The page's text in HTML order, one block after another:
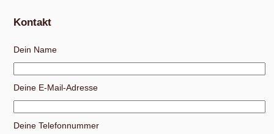
Kontakt
Dein Name
Deine E-Mail-Adresse
Deine Telefonnummer